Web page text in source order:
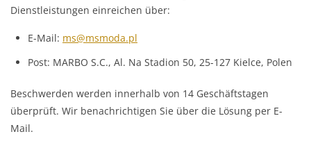
Dienstleistungen einreichen über:
E-Mail: ms@msmoda.pl
Post: MARBO S.C., Al. Na Stadion 50, 25-127 Kielce, Polen
Beschwerden werden innerhalb von 14 Geschäftstagen
überprüft. Wir benachrichtigen Sie über die Lösung per E-
Mail.